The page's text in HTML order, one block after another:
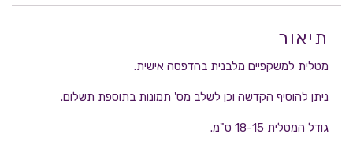
תיאור
מטלית למשקפיים מלבנית בהדפסה אישית.
ניתן להוסיף הקדשה וכן לשלב מס' תמונות בתוספת תשלום.
גודל המטלית 18-15 ס"מ.